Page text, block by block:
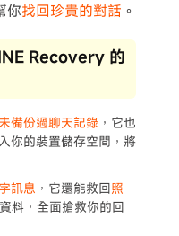
你找回珍貴的對話 。
Recovery 的
未備份過聊天記錄 ，它也
你的裝置儲存空間，將
訊息 ，它還能救回照
料，全面搶救你的回